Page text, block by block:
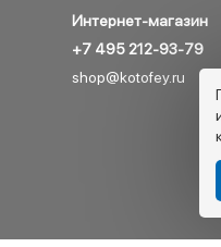
Интернет-магазин
+7 495 212-93-79
shop@kotofey.ru